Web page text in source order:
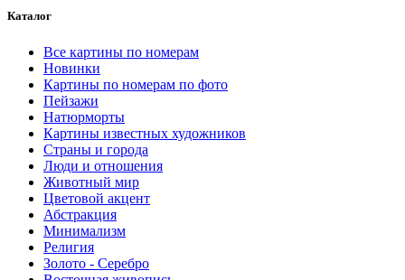
Каталог
Все картины по номерам
Новинки
Картины по номерам по фото
Пейзажи
Натюрморты
Картины известных художников
Страны и города
Люди и отношения
Животный мир
Цветовой акцент
Абстракция
Минимализм
Религия
Золото - Серебро